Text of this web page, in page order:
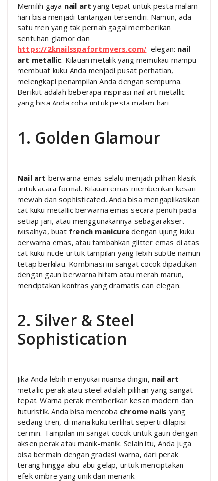
Memilih gaya nail art yang tepat untuk pesta malam
hari bisa menjadi tantangan tersendiri. Namun, ada
satu tren yang tak pernah gagal memberikan
sentuhan glamor dan
https://2knailsspafortmyers.com/ elegan: nail
art metallic. Kilauan metalik yang memukau mampu
membuat kuku Anda menjadi pusat perhatian,
melengkapi penampilan Anda dengan sempurna.
Berikut adalah beberapa inspirasi nail art metallic
yang bisa Anda coba untuk pesta malam hari.
1. Golden Glamour
Nail art berwarna emas selalu menjadi pilihan klasik
untuk acara formal. Kilauan emas memberikan kesan
mewah dan sophisticated. Anda bisa mengaplikasikan
cat kuku metallic berwarna emas secara penuh pada
setiap jari, atau menggunakannya sebagai aksen.
Misalnya, buat french manicure dengan ujung kuku
berwarna emas, atau tambahkan glitter emas di atas
cat kuku nude untuk tampilan yang lebih subtle namun
tetap berkilau. Kombinasi ini sangat cocok dipadukan
dengan gaun berwarna hitam atau merah marun,
menciptakan kontras yang dramatis dan elegan.
2. Silver & Steel
Sophistication
Jika Anda lebih menyukai nuansa dingin, nail art
metallic perak atau steel adalah pilihan yang sangat
tepat. Warna perak memberikan kesan modern dan
futuristik. Anda bisa mencoba chrome nails yang
sedang tren, di mana kuku terlihat seperti dilapisi
cermin. Tampilan ini sangat cocok untuk gaun dengan
aksen perak atau manik-manik. Selain itu, Anda juga
bisa bermain dengan gradasi warna, dari perak
terang hingga abu-abu gelap, untuk menciptakan
efek ombre yang unik dan menarik.